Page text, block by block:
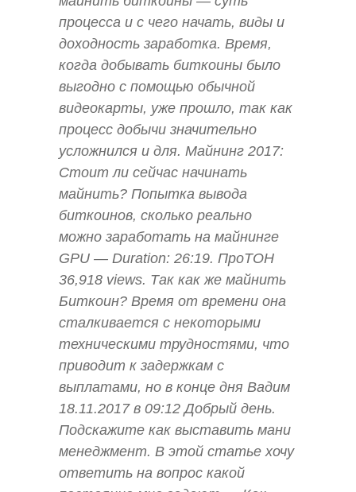
процесса и с чего начать, виды и
доходность заработка. Время,
когда добывать биткоины было
выгодно с помощью обычной
видеокарты, уже прошло, так как
процесс добычи значительно
усложнился и для. Майнинг 2017:
Стоит ли сейчас начинать
майнить? Попытка вывода
биткоинов, сколько реально
можно заработать на майнинге
GPU — Duration: 26:19. ПроТОН
36,918 views. Так как же майнить
Биткоин? Время от времени она
сталкивается с некоторыми
техническими трудностями, что
приводит к задержкам с
выплатами, но в конце дня Вадим
18.11.2017 в 09:12 Добрый день.
Подскажите как выставить мани
менеджмент. В этой статье хочу
ответить на вопрос какой